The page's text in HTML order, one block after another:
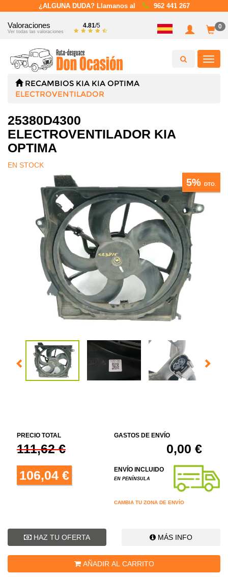
¿ALGUNA DUDA? Llamanos al 962 441 267
Valoraciones
Ver todas las valoraciones
4.81/5 0
RECAMBIOS KIA KIA OPTIMA
ELECTROVENTILADOR
25380D4300
ELECTROVENTILADOR KIA
OPTIMA
EN STOCK
5% DTO.
PRECIO TOTAL
111,62 €
106,04 €
GASTOS DE ENVÍO
0,00 €
ENVÍO INCLUIDO
EN PENÍNSULA
CAMBIA TU ZONA DE ENVÍO
HAZ TU OFERTA MÁS INFO
AÑADIR AL CARRITO